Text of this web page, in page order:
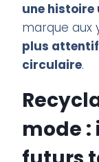
une histoire
marque aux
plus
circulaire.
mode :